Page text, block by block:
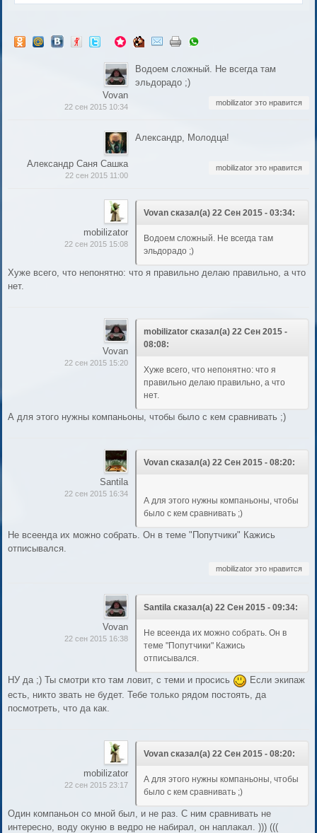
Vovan
22 сен 2015 10:34
Водоем сложный. Не всегда там
эльдорадо ;)
mobilizator это нравится
Александр Саня Сашка
22 сен 2015 11:00
Александр, Молодца!
mobilizator это нравится
mobilizator
22 сен 2015 15:08
Vovan сказал(а) 22 Сен 2015 - 03:34:
Водоем сложный. Не всегда там
эльдорадо ;)
Хуже всего, что непонятно: что я правильно делаю правильно, а что
нет.
Vovan
22 сен 2015 15:20
mobilizator сказал(а) 22 Сен 2015 -
08:08:
Хуже всего, что непонятно: что я
правильно делаю правильно, а что
нет.
А для этого нужны компаньоны, чтобы было с кем сравнивать ;)
Santila
22 сен 2015 16:34
Vovan сказал(а) 22 Сен 2015 - 08:20:
А для этого нужны компаньоны, чтобы
было с кем сравнивать ;)
Не всеенда их можно собрать. Он в теме "Попутчики" Кажись
отписывался.
mobilizator это нравится
Vovan
22 сен 2015 16:38
Santila сказал(а) 22 Сен 2015 - 09:34:
Не всеенда их можно собрать. Он в
теме "Попутчики" Кажись
отписывался.
НУ да ;) Ты смотри кто там ловит, с теми и просись
Если экипаж
есть, никто звать не будет. Тебе только рядом постоять, да
посмотреть, что да как.
mobilizator
22 сен 2015 23:17
Vovan сказал(а) 22 Сен 2015 - 08:20:
А для этого нужны компаньоны, чтобы
было с кем сравнивать ;)
Один компаньон со мной был, и не раз. С ним сравнивать не
интересно, воду окуню в ведро не набирал, он наплакал. ))) (((